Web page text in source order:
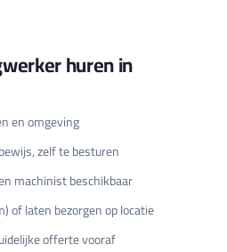
huren in
en omgeving
zelf te besturen
machinist beschikbaar
of laten bezorgen op locatie
offerte vooraf